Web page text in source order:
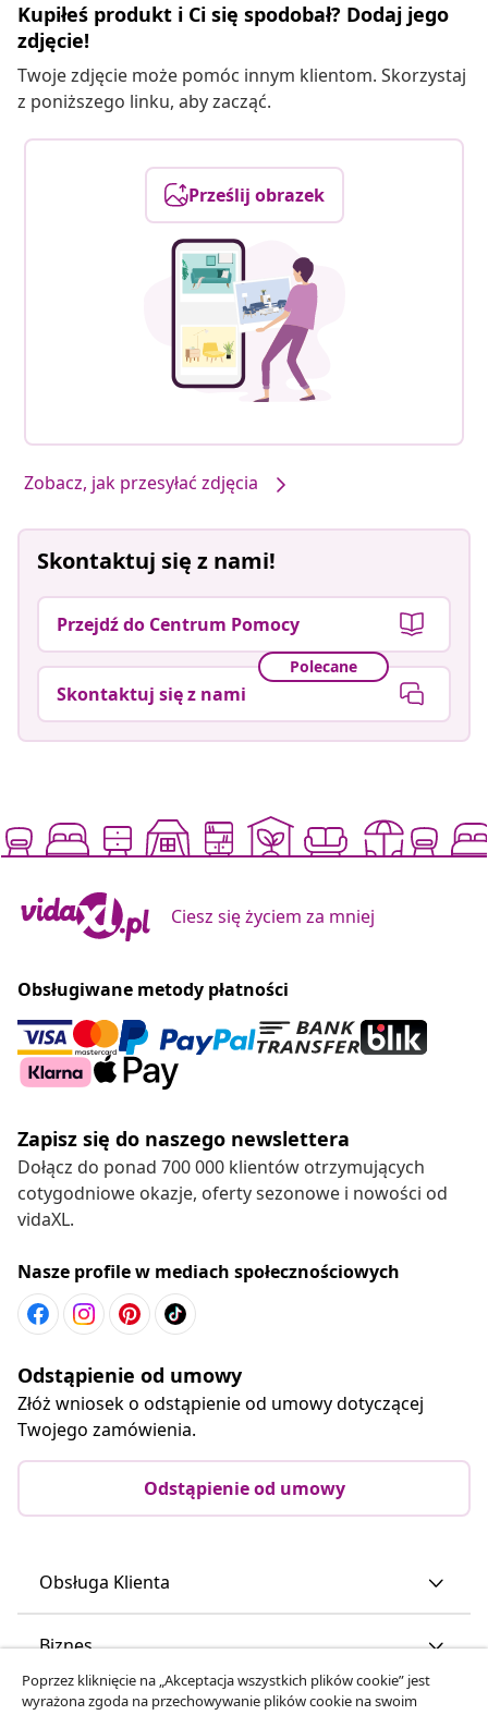
Kupiłeś produkt i Ci się spodobał? Dodaj jego
zdjęcie!
Twoje zdjęcie może pomóc innym klientom. Skorzystaj
z poniższego linku, aby zacząć.
Prześlij obrazek
Zobacz, jak przesyłać zdjęcia
Skontaktuj się z nami!
Przejdź do Centrum Pomocy
Polecane
Skontaktuj się z nami
Ciesz się życiem za mniej
Obsługiwane metody płatności
Zapisz się do naszego newslettera
Dołącz do ponad 700 000 klientów otrzymujących
cotygodniowe okazje, oferty sezonowe i nowości od
vidaXL.
Nasze profile w mediach społecznościowych
Odstąpienie od umowy
Złóż wniosek o odstąpienie od umowy dotyczącej
Twojego zamówienia.
Odstąpienie od umowy
Obsługa Klienta
Biznes
vidaXL
Poprzez kliknięcie na „Akceptacja wszystkich plików cookie” jest
wyrażona zgoda na przechowywanie plików cookie na swoim